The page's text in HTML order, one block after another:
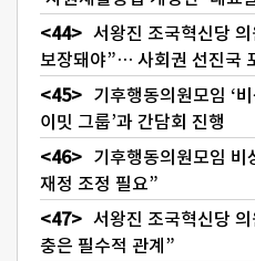
서왕진 조국혁신당
보장돼야”… 사회권 선진국
기후행동의원모임 ‘
이밋 그룹’과 간담회 진행
기후행동의원모임 비
재정 조정 필요”
서왕진 조국혁신당
충은 필수적 관계”